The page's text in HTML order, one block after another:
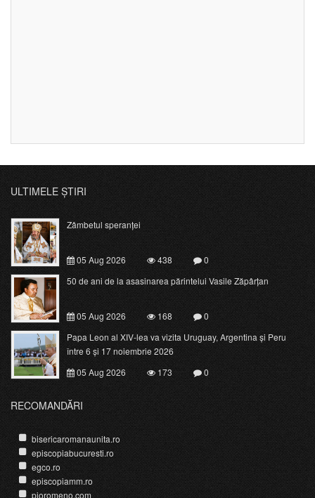
ULTIMELE ȘTIRI
Zâmbetul speranței
05 Aug 2026 438
0
50 de ani de la asasinarea părintelui Vasile Zăpârțan
05 Aug 2026 168
0
Papa Leon al XIV-lea va vizita Uruguay, Argentina și Peru
între 6 și 17 noiembrie 2026
05 Aug 2026
173 0
RECOMANDĂRI
bisericaromanaunita.ro
episcopiabucuresti.ro
egco.ro
episcopiamm.ro
pioromeno.com